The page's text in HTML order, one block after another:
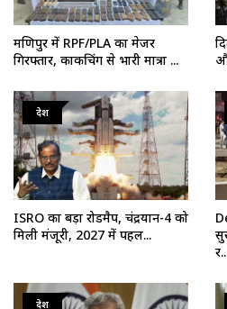
मणिपुर में RPF/PLA का मेजर
गिरफ्तार, काकचिंग से भारी मात्रा ...
देश
ISRO का बड़ा रोडमैप, चंद्रयान-4 को
मिली मंजूरी, 2027 में पहल...
देश